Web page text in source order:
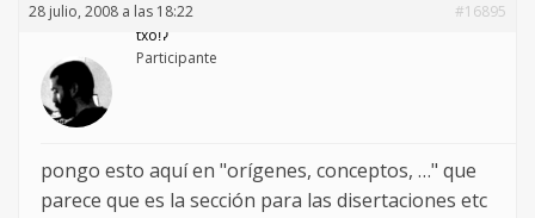
Crear Cuenta
28 julio, 2008 a las 18:22
#16895
txoǃʔ
Participante
pongo esto aquí en "orígenes, conceptos, …" que
parece que es la sección para las disertaciones etc